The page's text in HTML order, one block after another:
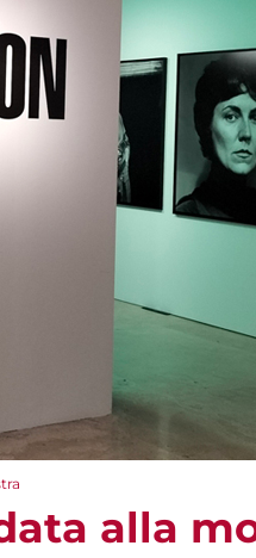
alla